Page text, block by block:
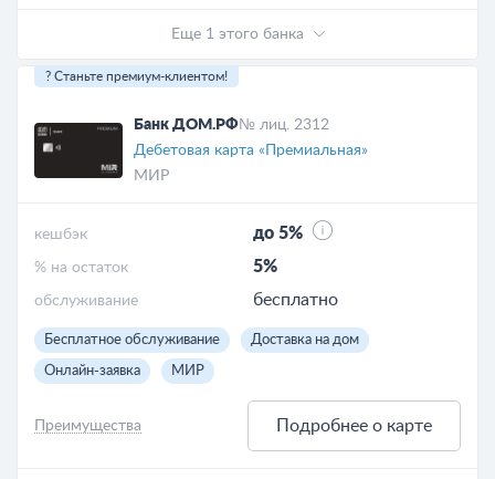
Еще 1 этого банка
? Станьте премиум-клиентом!
Банк ДОМ.РФ№ лиц. 2312
Дебетовая карта «Премиальная»
МИР
до 5%
кешбэк
5%
% на остаток
бесплатно
обслуживание
Подробнее о карте
Преимущества
Бесплатное обслуживание Доставка на дом
Онлайн-заявка МИР